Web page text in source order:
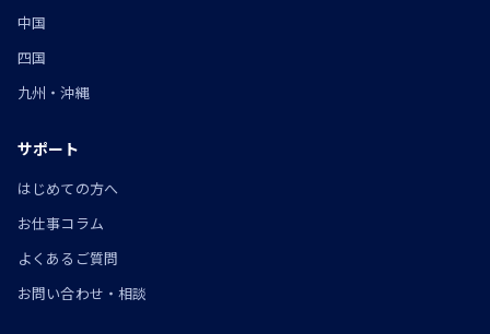
中国
四国
九州・沖縄
サポート
はじめての方へ
お仕事コラム
よくあるご質問
お問い合わせ・相談